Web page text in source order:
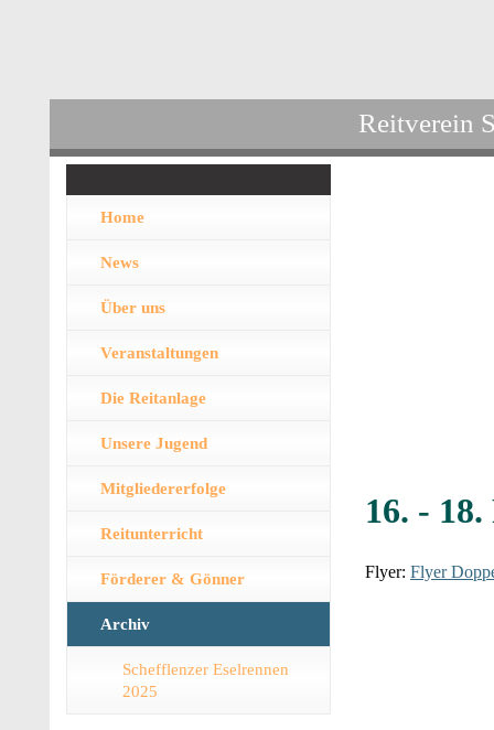
Reitverein
Home
News
Über uns
Veranstaltungen
Die Reitanlage
Unsere Jugend
Mitgliedererfolge
Reitunterricht
Förderer & Gönner
Archiv
Schefflenzer Eselrennen
2025
16. -
Flyer: Flyer